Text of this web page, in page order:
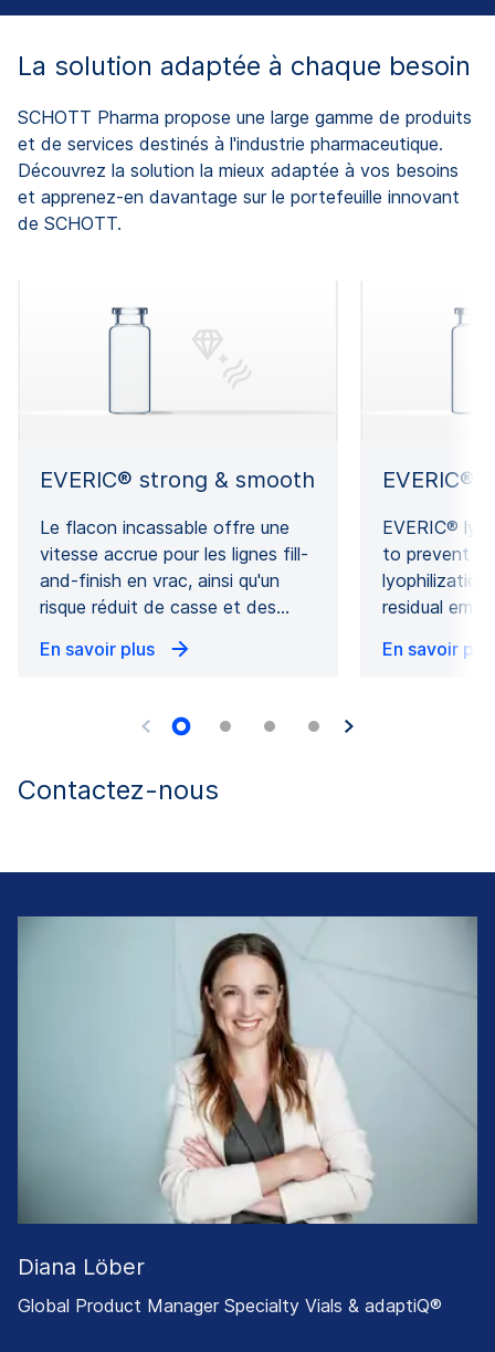
La solution adaptée à chaque besoin
SCHOTT Pharma propose une large gamme de produits
et de services destinés à l'industrie pharmaceutique.
Découvrez la solution la mieux adaptée à vos besoins
et apprenez-en davantage sur le portefeuille innovant
de SCHOTT.
EVERIC® strong & smooth
Le flacon incassable offre une
vitesse accrue pour les lignes fill-
and-finish en vrac, ainsi qu'un
risque réduit de casse et des…
En savoir plus
EVERIC®
EVERIC® lyo
to prevent
lyophilization
residual
En savoir
Contactez-nous
Diana Löber
Global Product Manager Specialty Vials & adaptiQ®